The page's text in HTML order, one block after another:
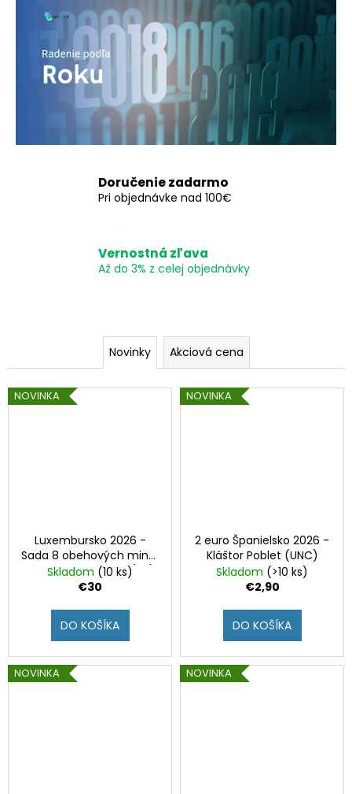
m
e
e
n
u
p
y
Doručenie zadarmo
Pri objednávke nad 100€
Vernostná zľava
Až do 3% z celej objednávky
Novinky Akciová cena
NOVINKA
Luxembursko 2026 -
Sada 8 obehových mincí
s novým motívom (BU)
Skladom (10 ks)
€30
DO KOŠÍKA
NOVINKA
2 euro Španielsko 2026 -
Kláštor Poblet (UNC)
Skladom (>10 ks)
€2,90
DO KOŠÍKA
NOVINKA NOVINKA
HĽADAŤ
a
m
e
NARODENINY
VILIAMA
(BU)
€24,50